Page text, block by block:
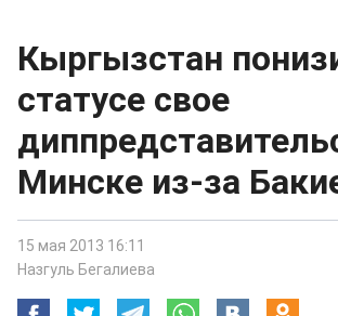
Кыргызстан
статусе свое
Минске из-за
15 мая 2013 16:11
Назгуль Бегалиева